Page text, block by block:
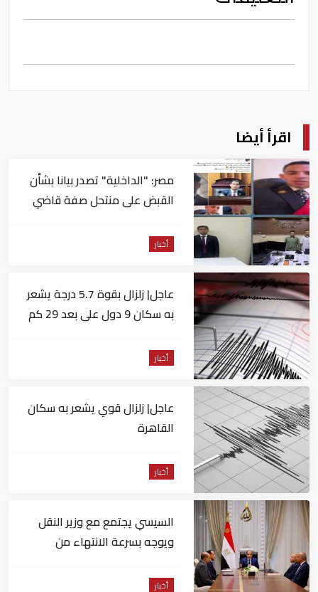
اقرأ أيضا
مصر: "الداخلية" تصدر بيانا بشأن
القبض على منتحل صفة قاضي
أخبار
عاجل| زلزال بقوة 5.7 درجة يشعر
به سكان 9 دول على بعد 29 كم
أخبار
عاجل| زلزال قوي يشعر به سكان
القاهرة
أخبار
السيسي يجتمع مع وزير النقل
ويوجه بسرعة الانتهاء من
أخبار